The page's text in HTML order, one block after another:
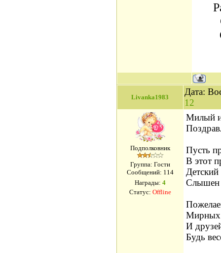
Livanka1983
Дата:
12
Подполковник
Группа: Гости
Сообщений: 114
Награды: 4
Статус: Offline
Милый
Пусть
В этот
Слышен
Мирных
И
Будь